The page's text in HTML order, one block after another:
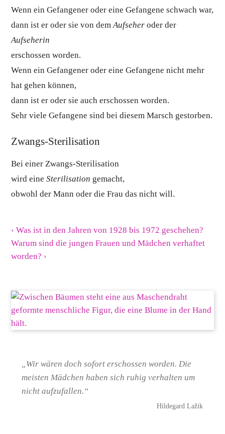
Wenn ein Gefangener oder eine Gefangene schwach war,
dann ist er oder sie von dem Aufseher oder der
Aufseherin
erschossen worden.
Wenn ein Gefangener oder eine Gefangene nicht mehr
hat gehen können,
dann ist er oder sie auch erschossen worden.
Sehr viele Gefangene sind bei diesem Marsch gestorben.
Zwangs-Sterilisation
Bei einer Zwangs-Sterilisation
wird eine Sterilisation gemacht,
obwohl der Mann oder die Frau das nicht will.
‹ Was ist in den Jahren von 1928 bis 1972 geschehen?
Warum sind die jungen Frauen und Mädchen verhaftet
worden? ›
„Wir wären doch sofort erschossen worden. Die
meisten Mädchen haben sich ruhig verhalten um
nicht aufzufallen.“
Hildegard Lažik